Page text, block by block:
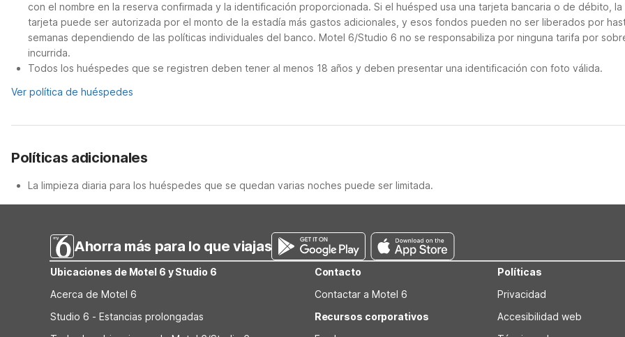
con el nombre en la reserva confirmada y la identificación proporcionada. Si el huésped usa una tarjeta bancaria o de débito, la
tarjeta puede ser autorizada por el monto de la estadía más gastos adicionales, y esos fondos pueden no ser liberados por
semanas dependiendo de las políticas individuales del banco. Motel 6/Studio 6 no se responsabiliza por ninguna tarifa por
incurrida.
Todos los huéspedes que se registren deben tener al menos 18 años y deben presentar una identificación con foto válida.
Ver política de huéspedes
Políticas adicionales
La limpieza diaria para los huéspedes que se quedan varias noches puede ser limitada.
Ahorra más para lo que viajas
Ubicaciones de Motel 6 y Studio 6
Acerca de Motel 6
Studio 6 - Estancias prolongadas
Contacto
Contactar a Motel 6
Recursos corporativos
Políticas
Privacidad
Accesibilidad web